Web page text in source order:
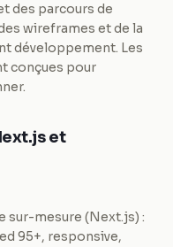
des parcours de
wireframes et de la
développement. Les
conçues pour
et
sur-mesure (Next.js) :
95+, responsive,